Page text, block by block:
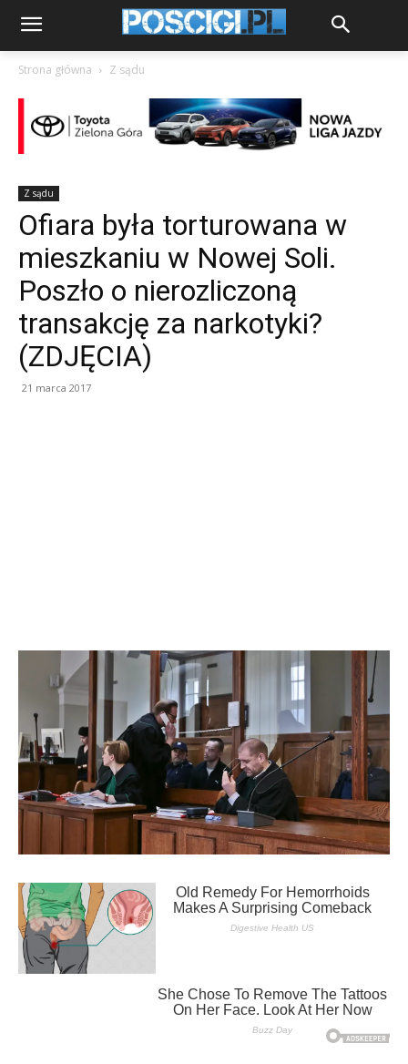
Strona główna Z sądu
Z sądu
Ofiara była torturowana w
mieszkaniu w Nowej Soli.
Poszło o nierozliczoną
transakcję za narkotyki?
(ZDJĘCIA)
21 marca 2017